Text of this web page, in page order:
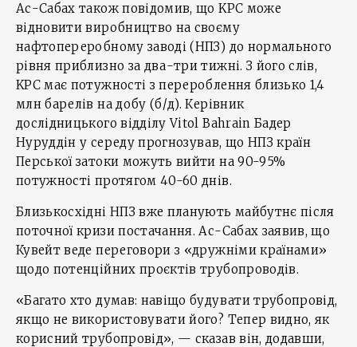
Ас-Сабах також повідомив, що KPC може
відновити виробництво на своєму
нафтопереробному заводі (НПЗ) до нормального
рівня приблизно за два-три тижні. З його слів,
KPC має потужності з перероблення близько 1,4
млн барелів на добу (б/д). Керівник
дослідницького відділу Vitol Bahrain Бадер
Нуруддін у середу прогнозував, що НПЗ країн
Перської затоки можуть вийти на 90-95%
потужності протягом 40-60 днів.
Близькосхідні НПЗ вже планують майбутнє після
поточної кризи постачання. Ас-Сабах заявив, що
Кувейт веде переговори з «дружніми країнами»
щодо потенційних проєктів трубопроводів.
«Багато хто думав: навіщо будувати трубопровід,
якщо не використовувати його? Тепер видно, як
корисний трубопровід», — сказав він, додавши,